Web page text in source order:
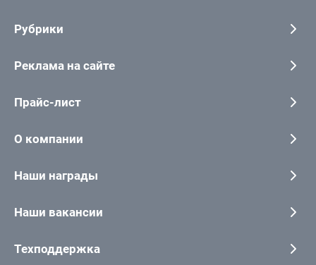
Рубрики
Реклама на сайте
Прайс-лист
О компании
Наши награды
Наши вакансии
Техподдержка